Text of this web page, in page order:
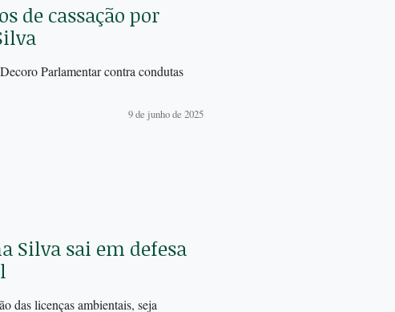
de cassação por
Parlamentar contra condutas
9 de junho de 2025
Silva sai em defesa
das licenças ambientais, seja